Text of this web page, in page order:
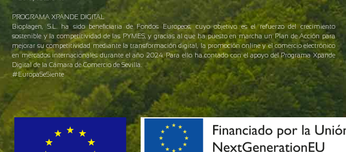
PROGRAMA XPANDE DIGITAL
Bioplagen, S.L. ha sido beneficiaria de Fondos Europeos, cuyo objetivo es el refuerzo del crecimiento
sostenible y la competitividad de las PYMES, y gracias al que ha puesto en marcha un Plan de Acción para
mejorar su competitividad mediante la transformación digital, la promoción online y el comercio electrónico
en mercados internacionales durante el año 2024. Para ello ha contado con el apoyo del Programa Xpande
Digital de la Cámara de Comercio de Sevilla.
#EuropaSeSiente